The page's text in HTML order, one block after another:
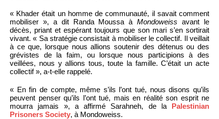
« Khader était un homme de communauté, il savait comment
mobiliser », a dit Randa Moussa àMondoweiss avant le
décès, priant et espérant toujours que son mari s’en sortirait
vivant. « Sa stratégie consistait à mobiliser le collectif. Il veillait
à ce que, lorsque nous allions soutenir des détenus ou des
grévistes de la faim, ou lorsque nous participions à des
veillées, nous y allions tous, toute la famille. C’était un acte
collectif », a-t-elle rappelé.
« En fin de compte, même s’ils l’ont tué, nous disons qu’ils
peuvent penser qu’ils l’ont tué, mais en réalité son esprit ne
mourra jamais », a affirmé Sarahneh, de la Palestinian
Prisoners Society, à Mondoweiss.